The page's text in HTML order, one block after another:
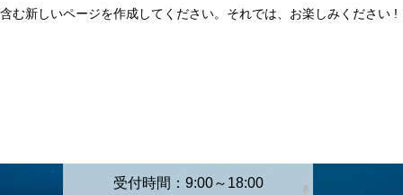
含む新しいページを作成してください。それでは、お楽しみください !
受付時間：9:00～18:00